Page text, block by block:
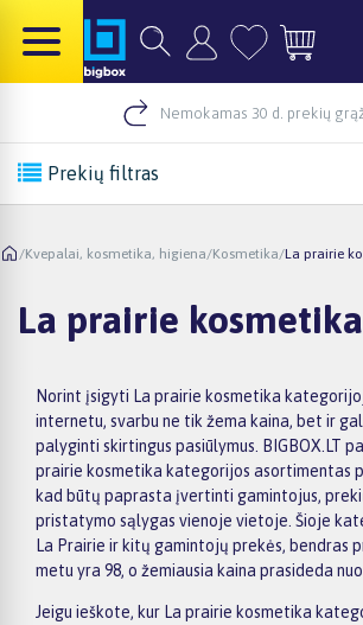
Nemokamas 30 d. prekių
Prekių filtras
/Kvepalai, kosmetika, higiena/Kosmetika/La prairie
La prairie kosmetika
Norint įsigyti La prairie kosmetika
internetu, svarbu ne tik žema kaina, bet ir
palyginti skirtingus pasiūlymus. BIGBOX.LT
prairie kosmetika kategorijos asortimentas
kad būtų paprasta įvertinti gamintojus,
pristatymo sąlygas vienoje vietoje. Šioje
La Prairie ir kitų gamintojų prekės, bendras
metu yra 98, o žemiausia kaina prasideda nuo
Jeigu ieškote, kur La prairie kosmetika